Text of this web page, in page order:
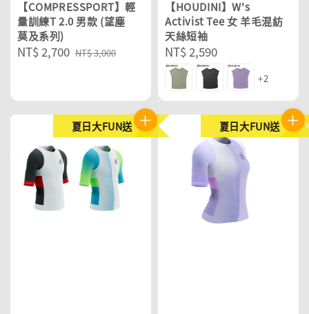
【COMPRESSPORT】輕
量訓練T 2.0 男款 (望塵
莫及系列)
Sale
NT$ 2,700 Regular
NT$ 3,000
【HOUDINI】W's
Activist Tee 女 羊毛混紡
天絲短袖
Regular
price
NT$ 2,590
+2
夏日大FUN送 夏日大FUN送